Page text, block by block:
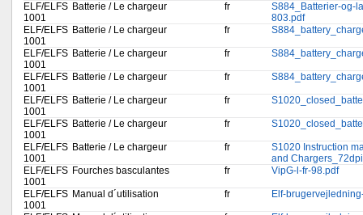
ELF/ELFS
1001
Batterie / Le chargeur fr
S884_Batterier-og-
803.pdf
ELF/ELFS
1001
Batterie / Le chargeur fr
ELF/ELFS
1001
Batterie / Le chargeur fr
ELF/ELFS
1001
Batterie / Le chargeur fr
ELF/ELFS
1001
Batterie / Le chargeur fr
ELF/ELFS
1001
Batterie / Le chargeur fr
ELF/ELFS
1001
Batterie / Le chargeur fr
S1020 Instruction
and
ELF/ELFS
1001
Fourches basculantes fr VipG-l-fr-98.pdf
ELF/ELFS
1001
Manual d´utilisation fr Elf-